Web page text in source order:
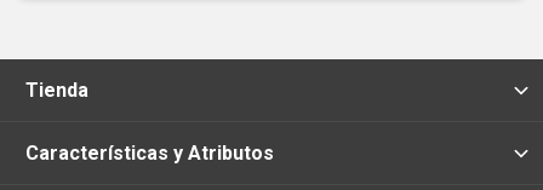
Tienda
Características y Atributos